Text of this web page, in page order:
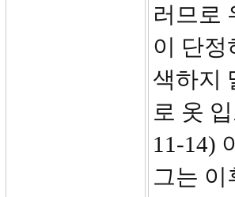
러므로
이 단정
색하지
로 옷
11-14)
그는 이